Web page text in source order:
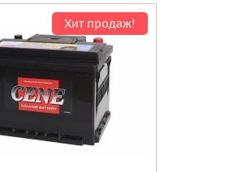
Хит продаж!